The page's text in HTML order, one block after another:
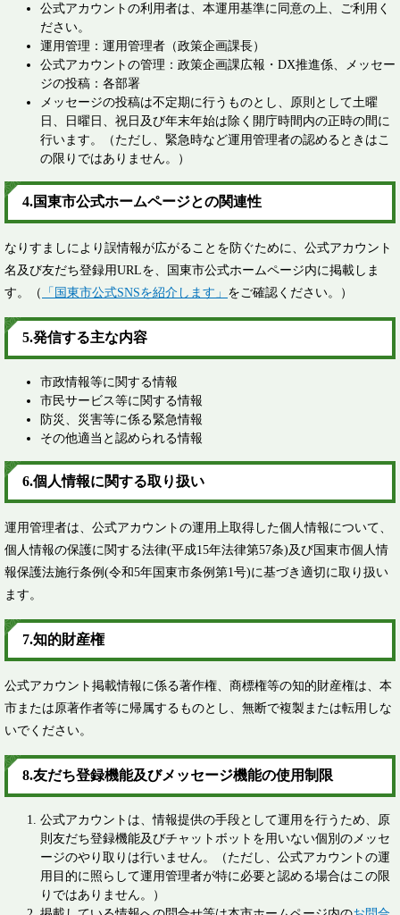
公式アカウントの利用者は、本運用基準に同意の上、ご利用く
ださい。
運用管理：運用管理者（政策企画課長）
公式アカウントの管理：政策企画課広報・DX推進係、メッセー
ジの投稿：各部署
メッセージの投稿は不定期に行うものとし、原則として土曜
日、日曜日、祝日及び年末年始は除く開庁時間内の正時の間に
行います。（ただし、緊急時など運用管理者の認めるときはこ
の限りではありません。）
4.国東市公式ホームページとの関連性
なりすましにより誤情報が広がることを防ぐために、公式アカウント
名及び友だち登録用URLを、国東市公式ホームページ内に掲載しま
す。（
「国東市公式SNSを紹介します」 をご確認ください。）
5.発信する主な内容
市政情報等に関する情報
市民サービス等に関する情報
防災、災害等に係る緊急情報
その他適当と認められる情報
6.個人情報に関する取り扱い
運用管理者は、公式アカウントの運用上取得した個人情報について、
個人情報の保護に関する法律(平成15年法律第57条)及び国東市個人情
報保護法施行条例(令和5年国東市条例第1号)に基づき適切に取り扱い
ます。
7.知的財産権
公式アカウント掲載情報に係る著作権、商標権等の知的財産権は、本
市または原著作者等に帰属するものとし、無断で複製または転用しな
いでください。
8.友だち登録機能及びメッセージ機能の使用制限
公式アカウントは、情報提供の手段として運用を行うため、原
則友だち登録機能及びチャットボットを用いない個別のメッセ
ージのやり取りは行いません。（ただし、公式アカウントの運
用目的に照らして運用管理者が特に必要と認める場合はこの限
りではありません。）